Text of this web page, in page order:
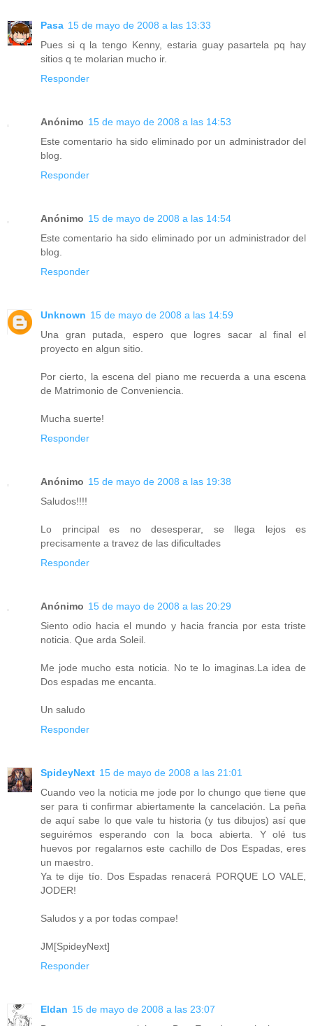
Pasa 15 de mayo de 2008 a las 13:33
Pues si q la tengo Kenny, estaria guay pasartela pq hay
sitios q te molarian mucho ir.
Responder
Anónimo 15 de mayo de 2008 a las 14:53
Este comentario ha sido eliminado por un administrador del
blog.
Responder
Anónimo 15 de mayo de 2008 a las 14:54
Este comentario ha sido eliminado por un administrador del
blog.
Responder
Unknown 15 de mayo de 2008 a las 14:59
Una gran putada, espero que logres sacar al final el
proyecto en algun sitio.
Por cierto, la escena del piano me recuerda a una escena
de Matrimonio de Conveniencia.
Mucha suerte!
Responder
Anónimo 15 de mayo de 2008 a las 19:38
Saludos!!!!
Lo principal es no desesperar, se llega lejos es
precisamente a travez de las dificultades
Responder
Anónimo 15 de mayo de 2008 a las 20:29
Siento odio hacia el mundo y hacia francia por esta triste
noticia. Que arda Soleil.
Me jode mucho esta noticia. No te lo imaginas.La idea de
Dos espadas me encanta.
Un saludo
Responder
SpideyNext 15 de mayo de 2008 a las 21:01
Cuando veo la noticia me jode por lo chungo que tiene que
ser para ti confirmar abiertamente la cancelación. La peña
de aquí sabe lo que vale tu historia (y tus dibujos) así que
seguirémos esperando con la boca abierta. Y olé tus
huevos por regalarnos este cachillo de Dos Espadas, eres
un maestro.
Ya te dije tío. Dos Espadas renacerá PORQUE LO VALE,
JODER!
Saludos y a por todas compae!
JM[SpideyNext]
Responder
Eldan 15 de mayo de 2008 a las 23:07